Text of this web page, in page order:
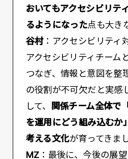
おいてもアクセシビリテ
るようになった点も大き
谷村：アクセシビリティ
アクセシビリティチーム
つなぎ、情報と意図を整
の役割が不可欠だと実感
して、
関係チーム全体で
を運用にどう組み込むか
考える文化が育ってきま
MZ ：最後に、今後の展